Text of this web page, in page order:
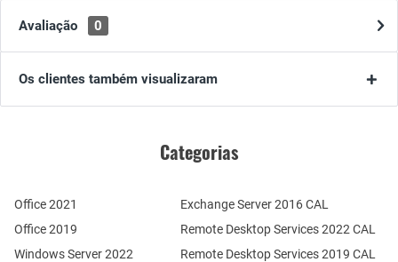
Avaliação 0
Os clientes também visualizaram
Categorias
Office 2021
Office 2019
Windows Server 2022
Remote Desktop Services 2022 CAL
Remote Desktop Services 2019 CAL
Exchange Server 2016 CAL